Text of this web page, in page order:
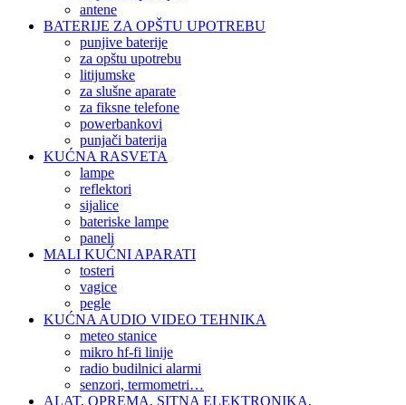
antene
BATERIJE ZA OPŠTU UPOTREBU
punjive baterije
za opštu upotrebu
litijumske
za slušne aparate
za fiksne telefone
powerbankovi
punjači baterija
KUĆNA RASVETA
lampe
reflektori
sijalice
bateriske lampe
paneli
MALI KUĆNI APARATI
tosteri
vagice
pegle
KUĆNA AUDIO VIDEO TEHNIKA
meteo stanice
mikro hf-fi linije
radio budilnici alarmi
senzori, termometri…
ALAT, OPREMA, SITNA ELEKTRONIKA,